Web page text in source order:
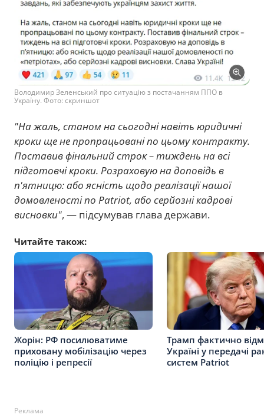
Володимир Зеленський про ситуацію з постачанням ППО в
Україну. Фото: скриншот
"На жаль, станом на сьогодні навіть юридичні
кроки ще не пропрацьовані по цьому контракту.
Поставив фінальний строк – тиждень на всі
підготовчі кроки. Розраховую на доповідь в
п'ятницю: або ясність щодо реалізації нашої
домовленості по Patriot, або серйозні кадрові
висновки", — підсумував глава держави.
Читайте також:
Жорін: РФ посилюватиме
приховану мобілізацію через
поліцію і репресії
Трамп фактично
Україні у передачі
систем Patriot
Реклама